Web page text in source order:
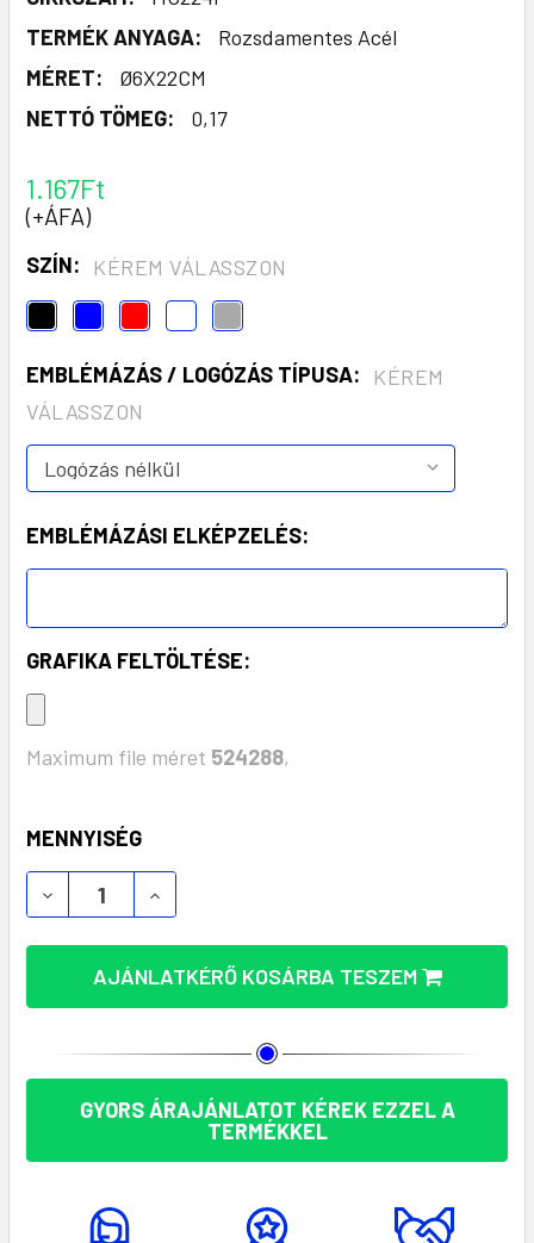
TERMÉK ANYAGA:
Rozsdamentes Acél
MÉRET:
Ø6X22CM
NETTÓ TÖMEG:
0,17
1.167Ft
(+ÁFA)
SZÍN: KÉREM VÁLASSZON
EMBLÉMÁZÁS / LOGÓZÁS TÍPUSA:
KÉREM
VÁLASSZON
EMBLÉMÁZÁSI ELKÉPZELÉS:
GRAFIKA FELTÖLTÉSE:
Maximum file méret 524288,
KÉSZLET:
MENNYISÉG
AJÁNLATKÉRŐ KOSÁRBA TESZEM
GYORS ÁRAJÁNLATOT KÉREK EZZEL A
TERMÉKKEL